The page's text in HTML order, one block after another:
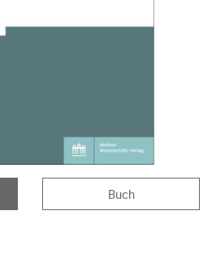
Buch